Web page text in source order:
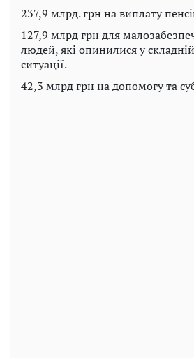
237,9 млрд. грн на виплату
127,9 млрд грн для
людей, які опинилися у
ситуації.
42,3 млрд грн на допомогу та